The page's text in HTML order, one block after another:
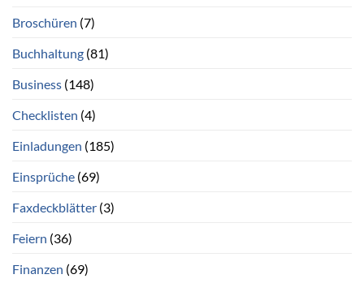
Broschüren (7)
Buchhaltung (81)
Business (148)
Checklisten (4)
Einladungen (185)
Einsprüche (69)
Faxdeckblätter (3)
Feiern (36)
Finanzen (69)